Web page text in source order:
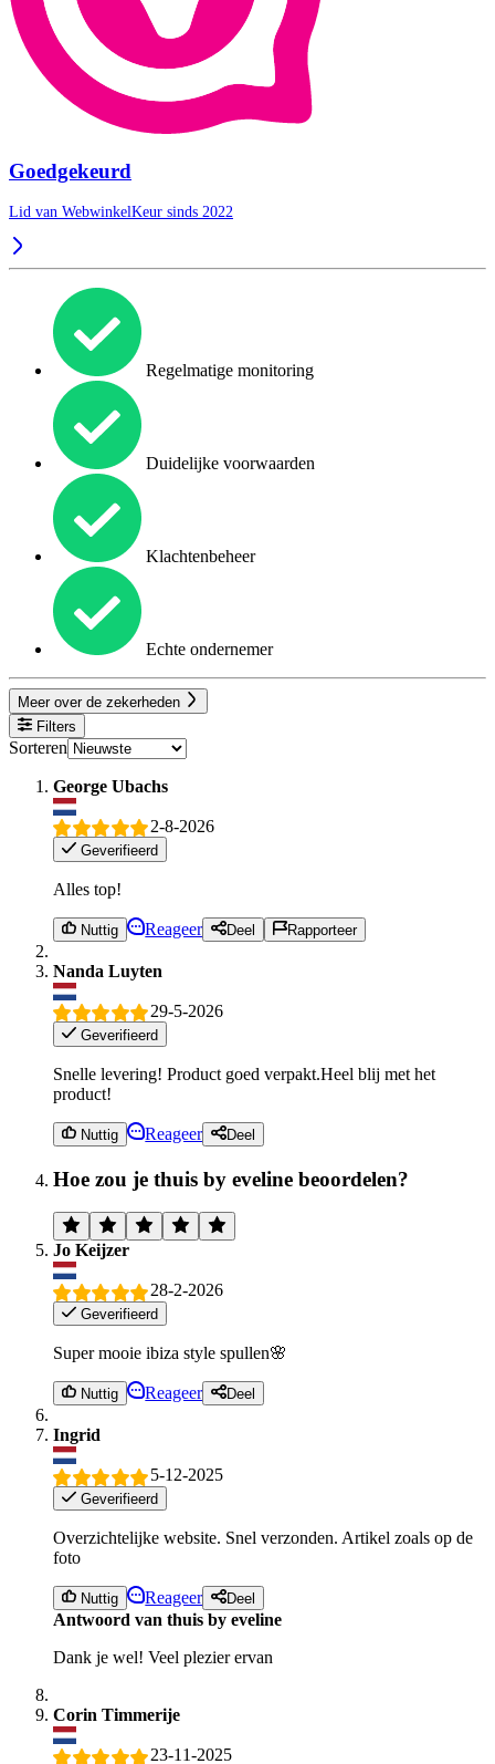
Goedgekeurd
Lid van WebwinkelKeur sinds 2022
Regelmatige monitoring
Duidelijke voorwaarden
Klachtenbeheer
Echte ondernemer
Meer over de zekerheden
Filters
Sorteren
George Ubachs
2-8-2026
Geverifieerd
Alles top!
Nuttig Reageer Deel Rapporteer
Nanda Luyten
29-5-2026
Geverifieerd
Snelle levering! Product goed verpakt.Heel blij met het
product!
Nuttig Reageer Deel
Hoe zou je thuis by eveline beoordelen?
Jo Keijzer
28-2-2026
Geverifieerd
Super mooie ibiza style spullen🌸
Nuttig Reageer Deel
Ingrid
5-12-2025
Geverifieerd
Overzichtelijke website. Snel verzonden. Artikel zoals op de
foto
Nuttig Reageer Deel
Antwoord van thuis by eveline
Dank je wel! Veel plezier ervan
Corin Timmerije
23-11-2025